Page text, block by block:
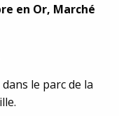
en Or, Marché
le parc de la